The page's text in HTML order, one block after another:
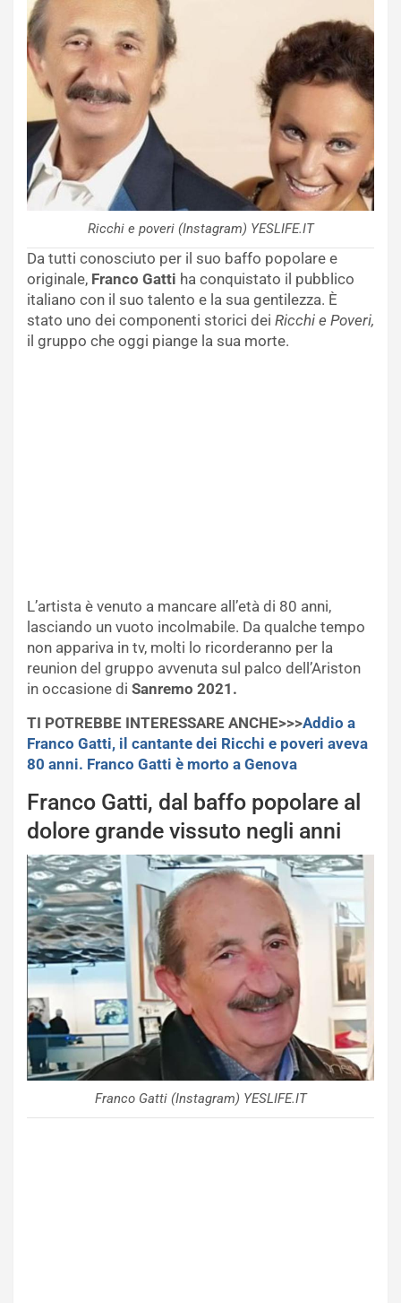
Ricchi e poveri (Instagram) YESLIFE.IT
Da tutti conosciuto per il suo baffo popolare e
originale, Franco Gatti ha conquistato il pubblico
italiano con il suo talento e la sua gentilezza. È
stato uno dei componenti storici dei Ricchi e Poveri,
il gruppo che oggi piange la sua morte.
L’artista è venuto a mancare all’età di 80 anni,
lasciando un vuoto incolmabile. Da qualche tempo
non appariva in tv, molti lo ricorderanno per la
reunion del gruppo avvenuta sul palco dell’Ariston
in occasione di Sanremo 2021.
TI POTREBBE INTERESSARE ANCHE>>>Addio a
Franco Gatti, il cantante dei Ricchi e poveri aveva
80 anni. Franco Gatti è morto a Genova
Franco Gatti, dal baffo popolare al
dolore grande vissuto negli anni
Franco Gatti (Instagram) YESLIFE.IT